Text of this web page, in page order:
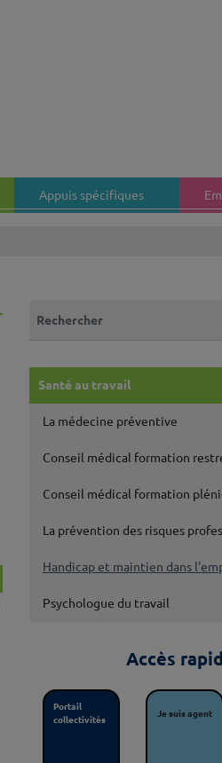
Appuis spécifiques
Santé au travail
La médecine préventive
Conseil médical formation
Conseil médical formation
La prévention des risques
Handicap et maintien dans
Psychologue du travail
Accès
Portail
collectivités
Je suis agent